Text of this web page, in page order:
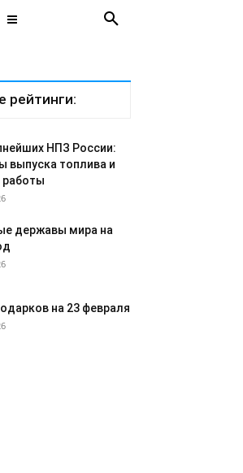
рейтинги:
НПЗ России:
выпуска топлива и
работы
державы мира на
на 23 февраля